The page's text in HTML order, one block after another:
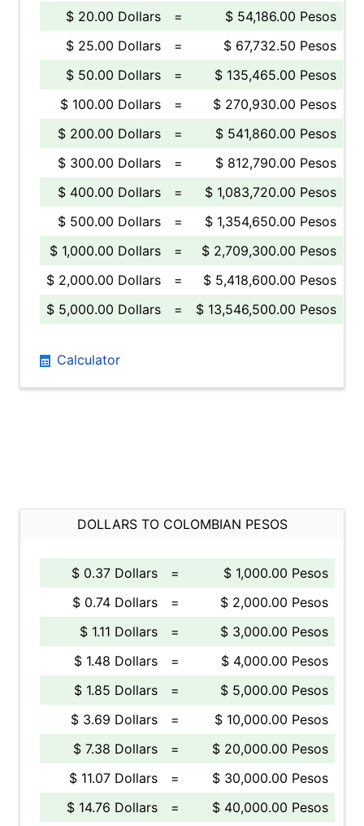
$ 20.00 Dollars
=
$ 54,186.00 Pesos
$ 25.00 Dollars
=
$ 67,732.50 Pesos
$ 50.00 Dollars
=
$ 135,465.00 Pesos
$ 100.00 Dollars
=
$ 270,930.00 Pesos
$ 200.00 Dollars
=
$ 541,860.00 Pesos
$ 300.00 Dollars
=
$ 812,790.00 Pesos
$ 400.00 Dollars
=
$ 1,083,720.00 Pesos
$ 500.00 Dollars
=
$ 1,354,650.00 Pesos
$ 1,000.00 Dollars
=
$ 2,709,300.00 Pesos
$ 2,000.00 Dollars
=
$ 5,418,600.00 Pesos
$ 5,000.00 Dollars
= $ 13,546,500.00 Pesos
Calculator
DOLLARS TO COLOMBIAN PESOS
$ 0.37 Dollars =
$ 1,000.00 Pesos
$ 0.74 Dollars
=
$ 2,000.00 Pesos
$ 1.11 Dollars
=
$ 3,000.00 Pesos
$ 1.48 Dollars
=
$ 4,000.00 Pesos
$ 1.85 Dollars
=
$ 5,000.00 Pesos
$ 3.69 Dollars
=
$ 10,000.00 Pesos
$ 7.38 Dollars
=
$ 20,000.00 Pesos
$ 11.07 Dollars
=
$ 30,000.00 Pesos
$ 14.76 Dollars
= $ 40,000.00 Pesos